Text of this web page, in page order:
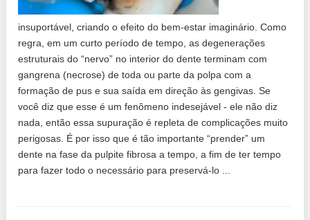
insuportável, criando o efeito do bem-estar imaginário. Como
regra, em um curto período de tempo, as degenerações
estruturais do “nervo” no interior do dente terminam com
gangrena (necrose) de toda ou parte da polpa com a
formação de pus e sua saída em direção às gengivas. Se
você diz que esse é um fenômeno indesejável - ele não diz
nada, então essa supuração é repleta de complicações muito
perigosas. É por isso que é tão importante “prender” um
dente na fase da pulpite fibrosa a tempo, a fim de ter tempo
para fazer todo o necessário para preservá-lo ...